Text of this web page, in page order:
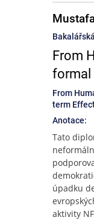
From
formal
From
term
Anotace:
Tato
úpadku
aktivity